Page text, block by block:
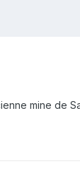
mine de